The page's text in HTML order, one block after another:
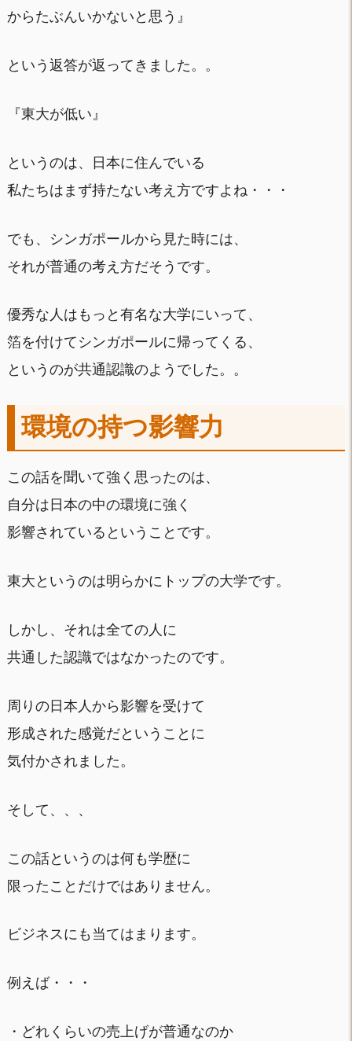
からたぶんいかないと思う』
という返答が返ってきました。。
『東大が低い』
というのは、日本に住んでいる
私たちはまず持たない考え方ですよね・・・
でも、シンガポールから見た時には、
それが普通の考え方だそうです。
優秀な人はもっと有名な大学にいって、
箔を付けてシンガポールに帰ってくる、
というのが共通認識のようでした。。
環境の持つ影響力
この話を聞いて強く思ったのは、
自分は日本の中の環境に強く
影響されているということです。
東大というのは明らかにトップの大学です。
しかし、それは全ての人に
共通した認識ではなかったのです。
周りの日本人から影響を受けて
形成された感覚だということに
気付かされました。
そして、、、
この話というのは何も学歴に
限ったことだけではありません。
ビジネスにも当てはまります。
例えば・・・
・どれくらいの売上げが普通なのか